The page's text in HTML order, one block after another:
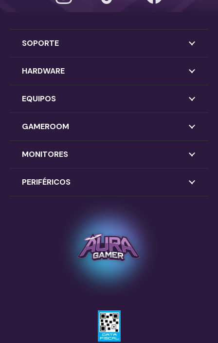
SOPORTE
HARDWARE
EQUIPOS
GAMEROOM
MONITORES
PERIFÉRICOS